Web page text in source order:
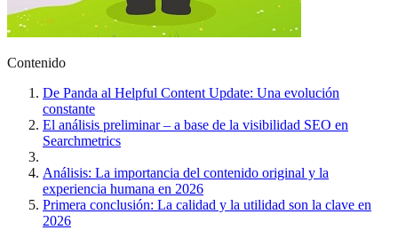
Contenido
De Panda al Helpful Content Update: Una evolución
constante
El análisis preliminar – a base de la visibilidad SEO en
Searchmetrics
Análisis: La importancia del contenido original y la
experiencia humana en 2026
Primera conclusión: La calidad y la utilidad son la clave en
2026